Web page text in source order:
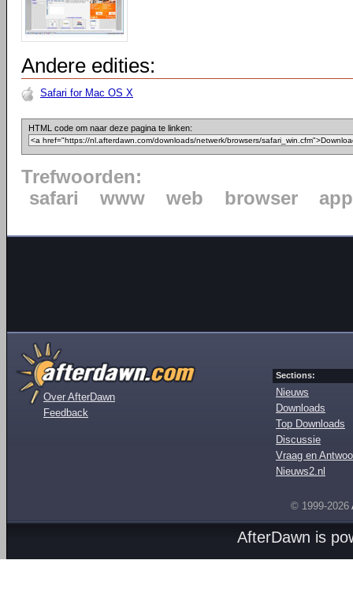
Andere edities:
Safari for Mac OS X
HTML code om naar deze pagina te linken:
Trefwoorden:
safari
www web browser
Over AfterDawn
Feedback
Sections:
Nieuws
Downloads
Top Downloads
Discussie
Vraag en
Nieuws2.nl
© 1999-2026
AfterDawn is